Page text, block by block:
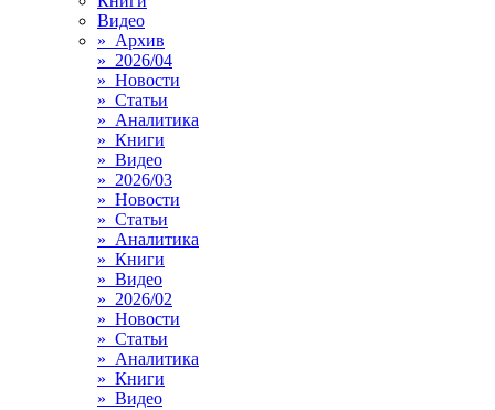
Видео
» Архив
» 2026/04
» Новости
» Статьи
» Аналитика
» Книги
» Видео
» 2026/03
» Новости
» Статьи
» Аналитика
» Книги
» Видео
» 2026/02
» Новости
» Статьи
» Аналитика
» Книги
» Видео